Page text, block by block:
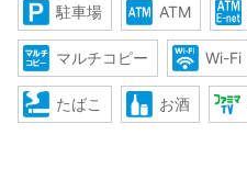
駐車場 ATM
マルチコピー Wi-Fi
たばこ お酒